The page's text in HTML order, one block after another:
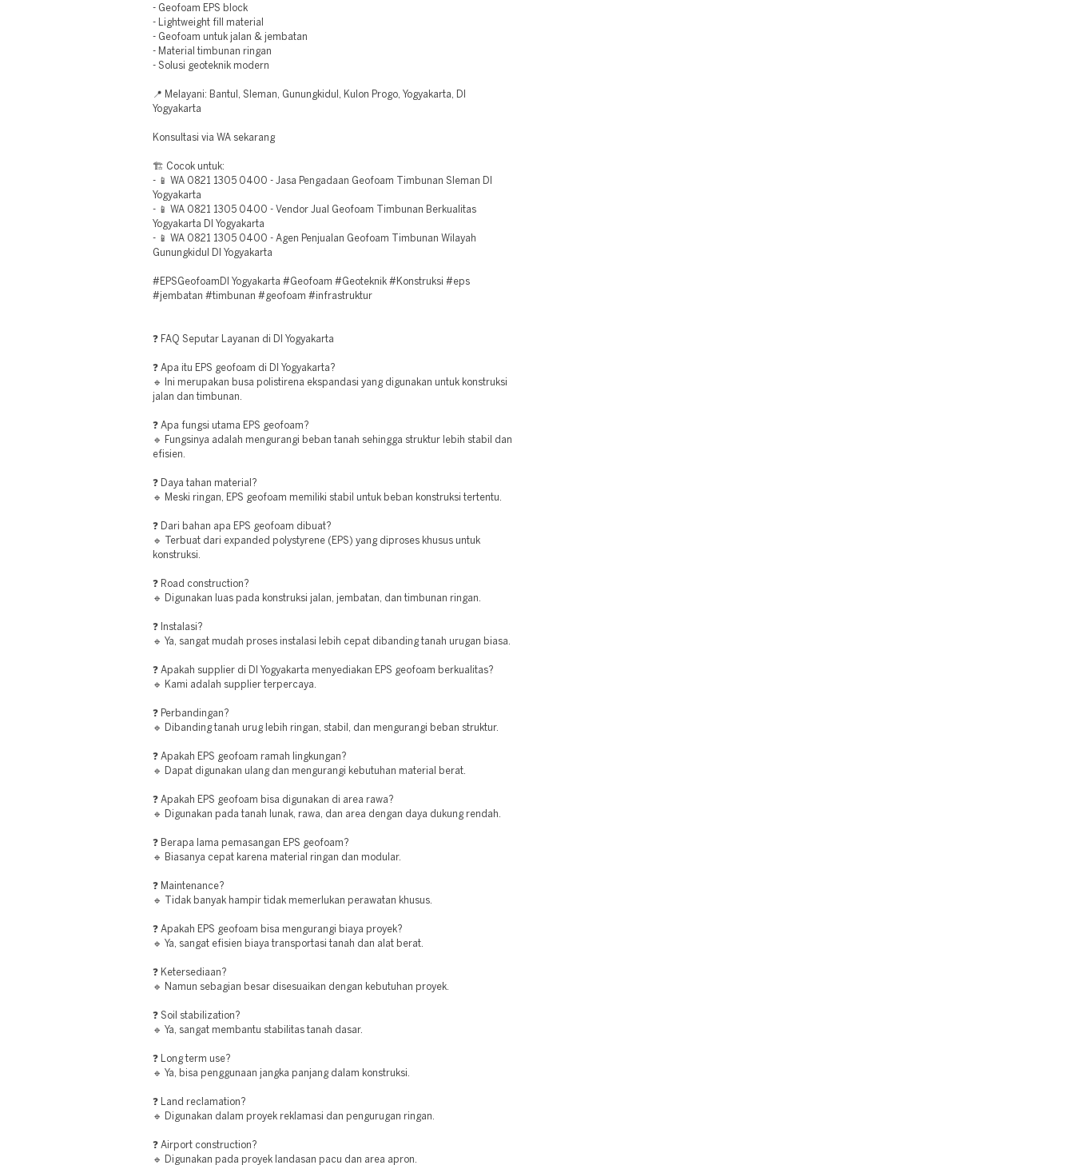
- Geofoam EPS block
- Lightweight fill material
- Geofoam untuk jalan & jembatan
- Material timbunan ringan
- Solusi geoteknik modern
📍 Melayani: Bantul, Sleman, Gunungkidul, Kulon Progo, Yogyakarta, DI
Yogyakarta
Konsultasi via WA sekarang
🏗️ Cocok untuk:
- 📱 WA 0821 1305 0400 - Jasa Pengadaan Geofoam Timbunan Sleman DI
Yogyakarta
- 📱 WA 0821 1305 0400 - Vendor Jual Geofoam Timbunan Berkualitas
Yogyakarta DI Yogyakarta
- 📱 WA 0821 1305 0400 - Agen Penjualan Geofoam Timbunan Wilayah
Gunungkidul DI Yogyakarta
#EPSGeofoamDI Yogyakarta #Geofoam #Geoteknik #Konstruksi #eps
#jembatan #timbunan #geofoam #infrastruktur
❓ FAQ Seputar Layanan di DI Yogyakarta
❓ Apa itu EPS geofoam di DI Yogyakarta?
🔹 Ini merupakan busa polistirena ekspandasi yang digunakan untuk konstruksi
jalan dan timbunan.
❓ Apa fungsi utama EPS geofoam?
🔹 Fungsinya adalah mengurangi beban tanah sehingga struktur lebih stabil dan
efisien.
❓ Daya tahan material?
🔹 Meski ringan, EPS geofoam memiliki stabil untuk beban konstruksi tertentu.
❓ Dari bahan apa EPS geofoam dibuat?
🔹 Terbuat dari expanded polystyrene (EPS) yang diproses khusus untuk
konstruksi.
❓ Road construction?
🔹 Digunakan luas pada konstruksi jalan, jembatan, dan timbunan ringan.
❓ Instalasi?
🔹 Ya, sangat mudah proses instalasi lebih cepat dibanding tanah urugan biasa.
❓ Apakah supplier di DI Yogyakarta menyediakan EPS geofoam berkualitas?
🔹 Kami adalah supplier terpercaya.
❓ Perbandingan?
🔹 Dibanding tanah urug lebih ringan, stabil, dan mengurangi beban struktur.
❓ Apakah EPS geofoam ramah lingkungan?
🔹 Dapat digunakan ulang dan mengurangi kebutuhan material berat.
❓ Apakah EPS geofoam bisa digunakan di area rawa?
🔹 Digunakan pada tanah lunak, rawa, dan area dengan daya dukung rendah.
❓ Berapa lama pemasangan EPS geofoam?
🔹 Biasanya cepat karena material ringan dan modular.
❓ Maintenance?
🔹 Tidak banyak hampir tidak memerlukan perawatan khusus.
❓ Apakah EPS geofoam bisa mengurangi biaya proyek?
🔹 Ya, sangat efisien biaya transportasi tanah dan alat berat.
❓ Ketersediaan?
🔹 Namun sebagian besar disesuaikan dengan kebutuhan proyek.
❓ Soil stabilization?
🔹 Ya, sangat membantu stabilitas tanah dasar.
❓ Long term use?
🔹 Ya, bisa penggunaan jangka panjang dalam konstruksi.
❓ Land reclamation?
🔹 Digunakan dalam proyek reklamasi dan pengurugan ringan.
❓ Airport construction?
🔹 Digunakan pada proyek landasan pacu dan area apron.